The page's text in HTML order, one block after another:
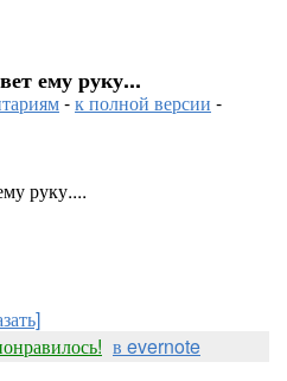
ему руку...
-к полной версии -
руку....
в evernote